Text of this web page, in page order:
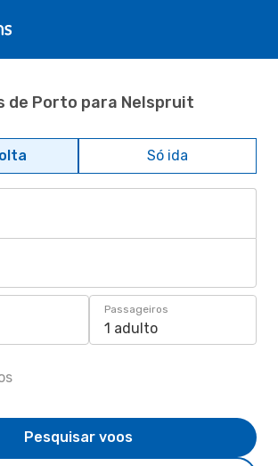
de Porto para Nelspruit
Só ida
Passageiros
1 adulto
Pesquisar voos